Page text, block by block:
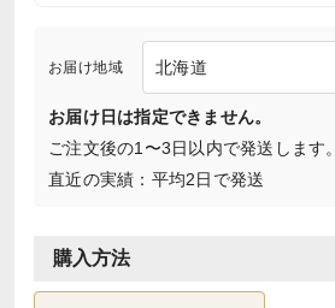
お届け地域
お届け日は指定できません。
ご注文後の1〜3日以内で発送します。
直近の実績：平均2日で発送
購入方法